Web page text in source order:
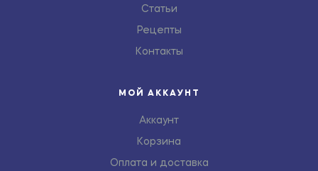
Статьи
Рецепты
Контакты
МОЙ АККАУНТ
Аккаунт
Корзина
Оплата и доставка